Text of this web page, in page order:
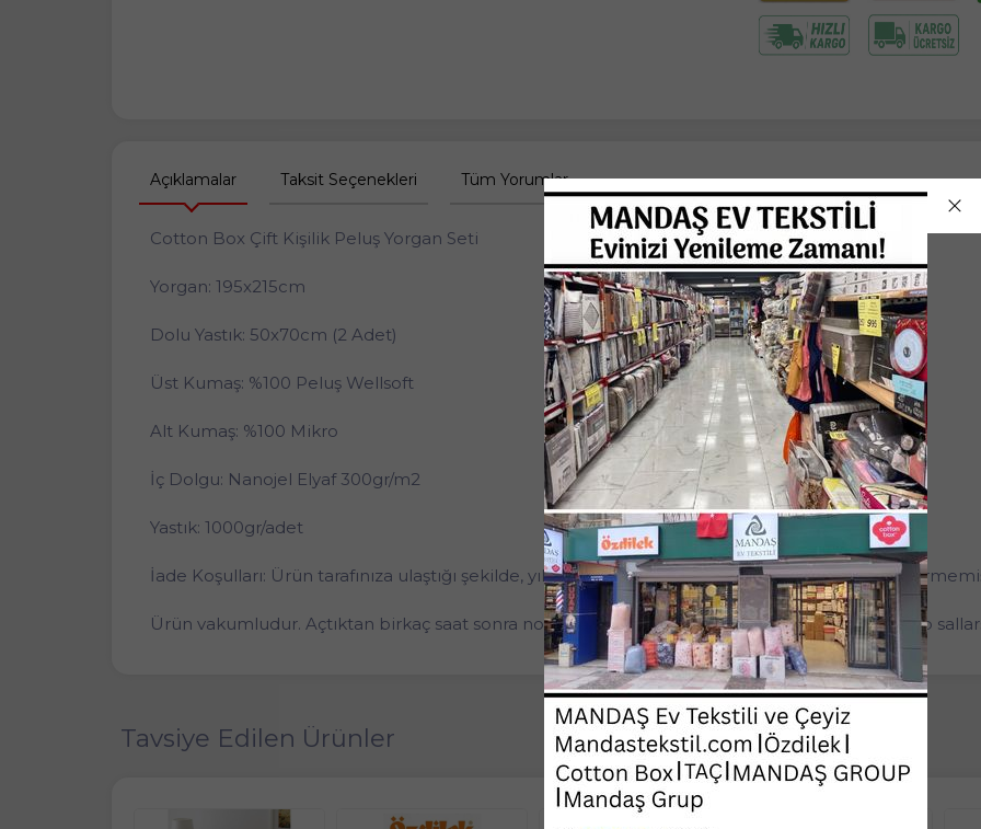
Açıklamalar Taksit Seçenekleri Tüm Yorumlar
Cotton Box Çift Kişilik Peluş Yorgan Seti
Yorgan: 195x215cm
Dolu Yastık: 50x70cm (2 Adet)
Üst Kumaş: %100 Peluş Wellsoft
Alt Kumaş: %100 Mikro
İç Dolgu: Nanojel Elyaf 300gr/m2
Yastık: 1000gr/adet
İade Koşulları: Ürün tarafınıza ulaştığı şekilde, yıkanmamış, kullanılmamış ve ambalajı zarar
Ürün vakumludur. Açtıktan birkaç saat sonra normal kıvamına gelmektedir. Bir ucundan tutup
Tavsiye Edilen Ürünler